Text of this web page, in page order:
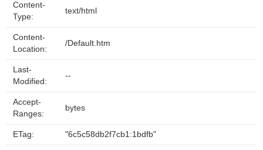
Content-
Type:
text/html
Content-
Location:
/Default.htm
Last-
Modified:
--
Accept-
Ranges:
bytes
ETag: "6c5c58db2f7cb1:1bdfb"